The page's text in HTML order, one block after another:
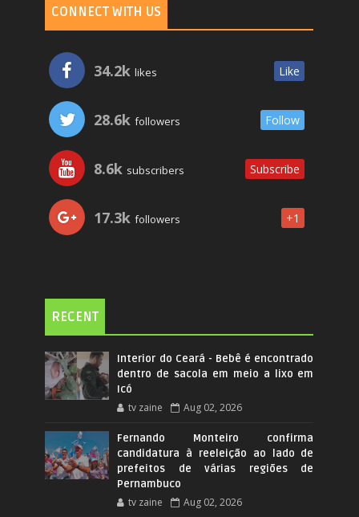
CONNECT WITH US
34.2k likes Like
28.6k followers Follow
8.6k subscribers Subscribe
17.3k followers +1
RECENT
Interior do Ceará - Bebê é encontrado
dentro de sacola em meio a lixo em
Icó
tv zaine Aug 02, 2026
Fernando Monteiro confirma
candidatura à reeleição ao lado de
prefeitos de várias regiões de
Pernambuco
tv zaine Aug 02, 2026